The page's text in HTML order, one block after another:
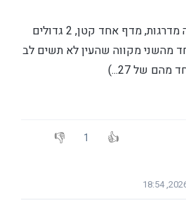
אז פחות או יותר יש איזה מדרגות, מדף אחד קטן, 2 גדולים
1.4 ס"מ אחד מהשני מקווה שהעין לא תשים לב
1
ידי